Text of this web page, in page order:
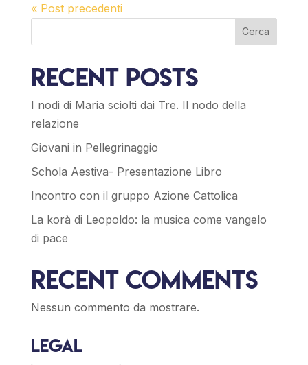
« Post precedenti
Cerca
Recent Posts
I nodi di Maria sciolti dai Tre. Il nodo della
relazione
Giovani in Pellegrinaggio
Schola Aestiva- Presentazione Libro
Incontro con il gruppo Azione Cattolica
La korà di Leopoldo: la musica come vangelo
di pace
Recent Comments
Nessun commento da mostrare.
Legal